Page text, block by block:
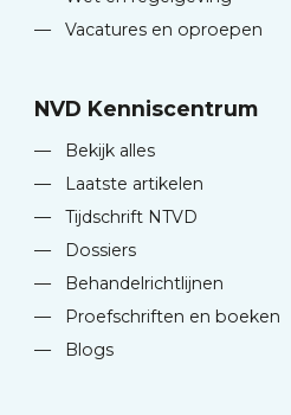
—
Vacatures en oproepen
NVD Kenniscentrum
—
Bekijk alles
—
Laatste artikelen
—
Tijdschrift NTVD
—
Dossiers
—
Behandelrichtlijnen
—
Proefschriften en boeken
—
Blogs